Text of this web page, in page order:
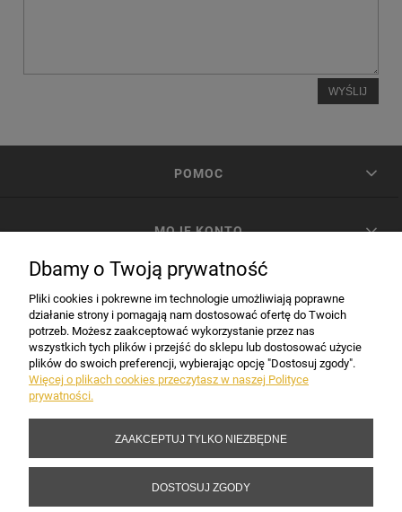
WYŚLIJ
POMOC
MOJE KONTO
INFORMACJE
Copyright 2017-2026 Sakramento.pl
Dbamy o Twoją prywatność
Pliki cookies i pokrewne im technologie umożliwiają poprawne
działanie strony i pomagają nam dostosować ofertę do Twoich
potrzeb. Możesz zaakceptować wykorzystanie przez nas
wszystkich tych plików i przejść do sklepu lub dostosować użycie
plików do swoich preferencji, wybierając opcję "Dostosuj zgody".
Więcej o plikach cookies przeczytasz w naszej Polityce
prywatności.
ZAAKCEPTUJ TYLKO NIEZBĘDNE
DOSTOSUJ ZGODY